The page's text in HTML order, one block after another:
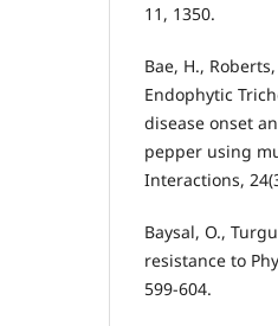
11, 1350.
Bae, H.,
Endophytic
disease onset
pepper using
Interactions,
Baysal, O.,
resistance to
599-604.